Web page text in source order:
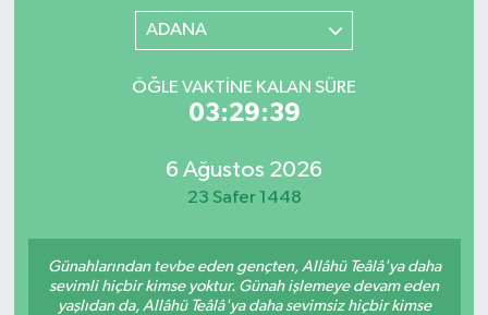
ADANA
ÖĞLE VAKTINE KALAN SÜRE
03:29:39
6 Ağustos 2026
23 Safer 1448
Günahlarından tevbe eden gençten, Allâhü Teâlâ'ya daha
sevimli hiçbir kimse yoktur. Günah işlemeye devam eden
yaşlıdan da, Allâhü Teâlâ'ya daha sevimsiz hiçbir kimse
Dünya
RESMİ İLANLAR
Tüm Manşetler